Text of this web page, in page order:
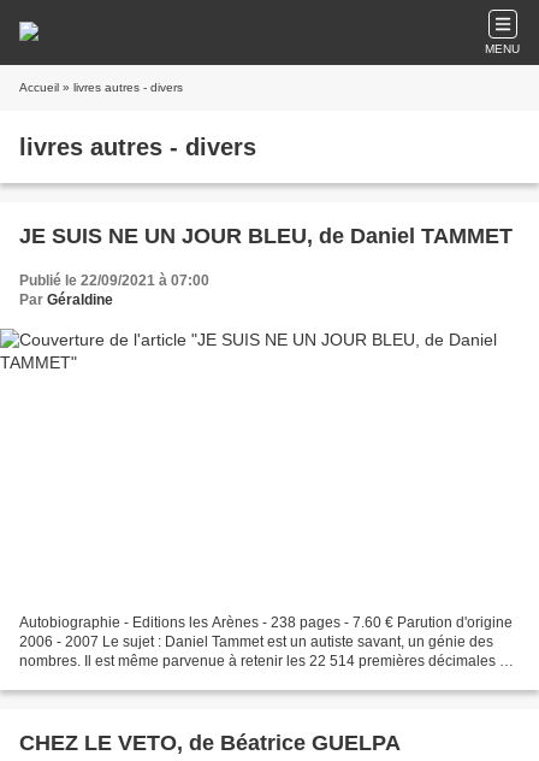
MENU
Accueil » livres autres - divers
livres autres - divers
JE SUIS NE UN JOUR BLEU, de Daniel TAMMET
Publié le 22/09/2021 à 07:00
Par Géraldine
Autobiographie - Editions les Arènes - 238 pages - 7.60 € Parution d'origine
2006 - 2007 Le sujet : Daniel Tammet est un autiste savant, un génie des
nombres. Il est même parvenue à retenir les 22 514 premières décimales du
CHEZ LE VETO, de Béatrice GUELPA